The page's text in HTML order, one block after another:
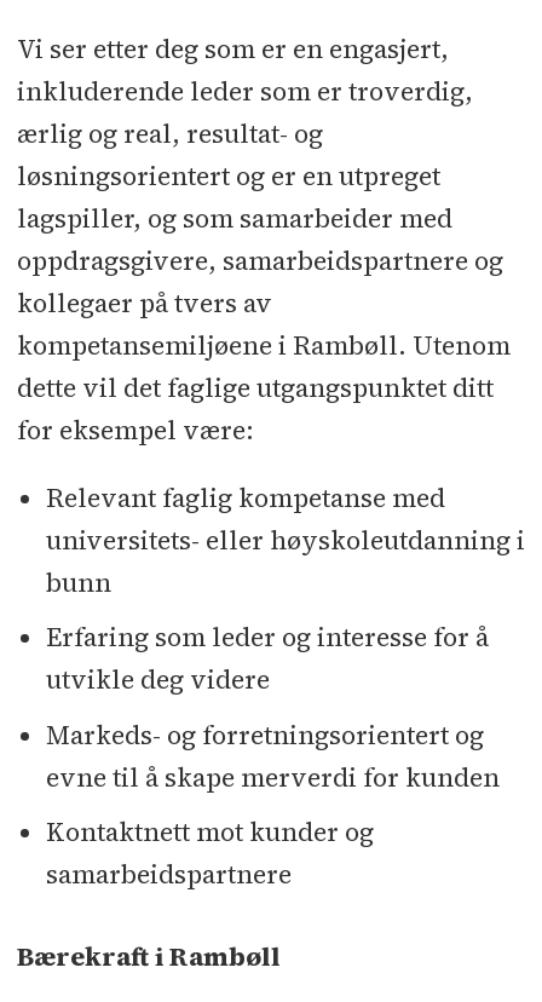
Vi ser etter deg som er en engasjert,
inkluderende leder som er troverdig,
ærlig og real, resultat- og
løsningsorientert og er en utpreget
lagspiller, og som samarbeider med
oppdragsgivere, samarbeidspartnere og
kollegaer på tvers av
kompetansemiljøene i Rambøll. Utenom
dette vil det faglige utgangspunktet ditt
for eksempel være:
Relevant faglig kompetanse med
universitets- eller høyskoleutdanning i
bunn
Erfaring som leder og interesse for å
utvikle deg videre
Markeds- og forretningsorientert og
evne til å skape merverdi for kunden
Kontaktnett mot kunder og
samarbeidspartnere
Bærekraft i Rambøll